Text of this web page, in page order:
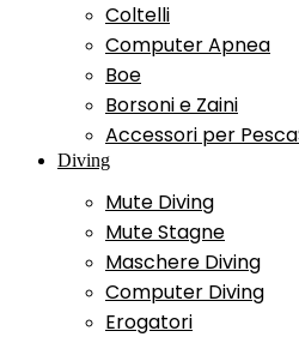
Coltelli
Computer Apnea
Boe
Borsoni e Zaini
Accessori per
Diving
Mute Diving
Mute Stagne
Maschere Diving
Computer Diving
Erogatori